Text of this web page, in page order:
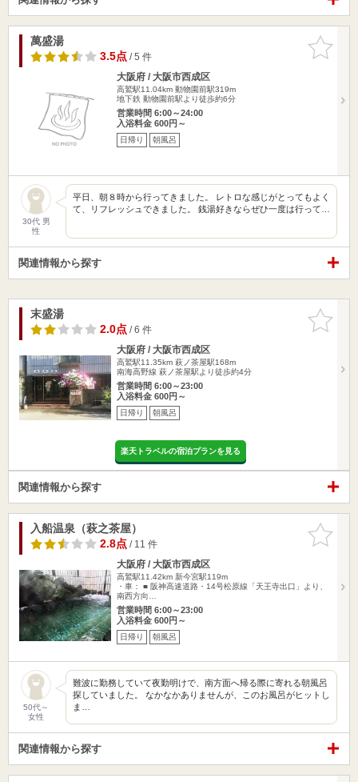
お気に入
りに追加
萬盛湯
3.5点/ 5 件
大阪府 / 大阪市西成区
高鷲駅11.04km 動物園前駅319m
地下鉄 動物園前駅より徒歩約6分
営業時間 6:00～24:00
入浴料金 600円～
日帰り 朝風呂
30代 男
性
平日、朝８時から行ってきました。 レトロな感じがとってもよく
て、リフレッシュできました。 銭湯好きならぜひ一度は行って…
関連情報から探す
お気に入
りに追加
末盛湯
2.0点/ 6 件
大阪府 / 大阪市西成区
高鷲駅11.35km 萩ノ茶屋駅168m
南海高野線 萩ノ茶屋駅より徒歩約4分
営業時間 6:00～23:00
入浴料金 600円～
日帰り 朝風呂
楽天トラベルの宿泊プランを見る
関連情報から探す
お気に入
りに追加
入船温泉（萩之茶屋）
2.8点/ 11 件
大阪府 / 大阪市西成区
高鷲駅11.42km 新今宮駅119m
・車： ■ 阪神高速道路・14号松原線「天王寺出口」より、
南西方向…
営業時間 6:00～23:00
入浴料金 600円～
日帰り 朝風呂
50代～
女性
難波に勤務していて夜勤明けで、南方面へ帰る際に寄れる朝風呂
探していました。 なかなかありませんが、このお風呂がヒットし
ま…
関連情報から探す